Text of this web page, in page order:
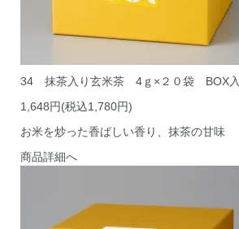
34 抹茶入り玄米茶 4ｇ×２０袋 BOX入
1,648円(税込1,780円)
お米を炒った香ばしい香り、抹茶の甘味
商品詳細へ